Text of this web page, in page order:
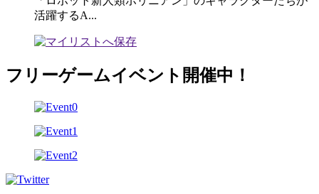
活躍するA...
フリーゲームイベント開催中！